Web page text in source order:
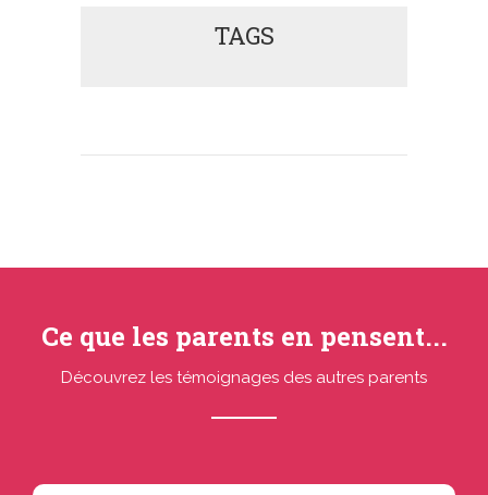
TAGS
Ce que les parents en pensent...
Découvrez les témoignages des autres parents